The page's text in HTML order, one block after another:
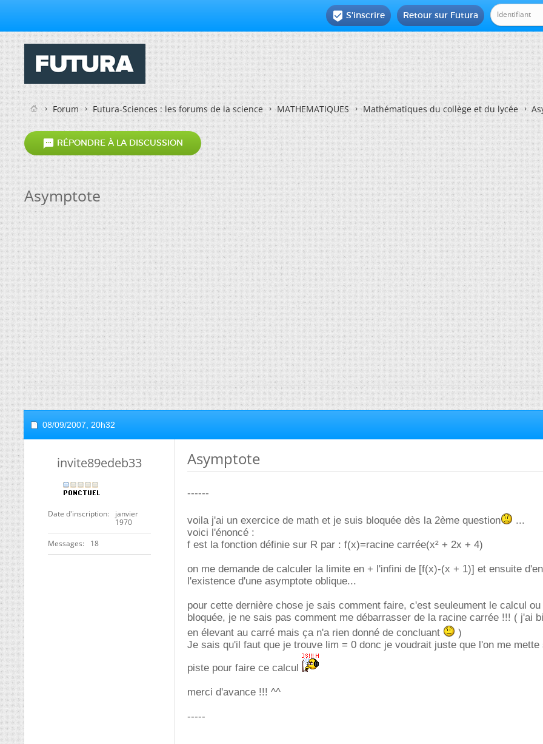
Retour sur Futura
 S'inscrire
Forum Futura-Sciences : les forums de la science MATHEMATIQUES Mathématiques du collège et du lycée
 RÉPONDRE À LA DISCUSSION
Asymptote
08/09/2007, 20h32
invite89edeb33
Date d'inscription
janvier
1970
Messages 18
Asymptote
------
voila j'ai un exercice de math et je suis bloquée dès la 2ème question
...
voici l'énoncé :
f est la fonction définie sur R par : f(x)=racine carrée(x² + 2x + 4)
on me demande de calculer la limite en + l'infini de [f(x)-(x + 1)] et ensuite
l'existence d'une asymptote oblique...
pour cette dernière chose je sais comment faire, c'est seuleument le calcul
bloquée, je ne sais pas comment me débarrasser de la racine carrée !!! ( j'ai
en élevant au carré mais ça n'a rien donné de concluant
)
Je sais qu'il faut que je trouve lim = 0 donc je voudrait juste que l'on me mette
piste pour faire ce calcul
merci d'avance !!! ^^
-----